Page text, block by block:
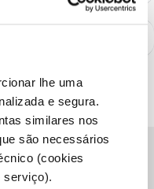
lhe uma
e segura.
similares nos
são necessários
(cookies
serviço).